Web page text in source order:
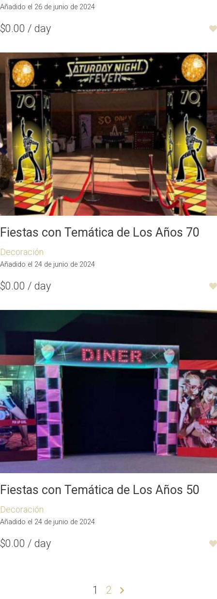
Añadido el 26 de junio de 2024
$0.00 / day
Fiestas con Temática de Los Años 70
Decoración
Añadido el 24 de junio de 2024
$0.00 / day
Fiestas con Temática de Los Años 50
Decoración
Añadido el 24 de junio de 2024
$0.00 / day
Paginación
1 2